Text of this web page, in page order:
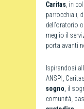
Caritas , in
parrocchiali,
dell’oratorio
meglio il
porta avanti
Ispirandosi
ANSPI,
sogno , il
comunità,